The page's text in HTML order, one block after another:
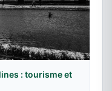
: tourisme et